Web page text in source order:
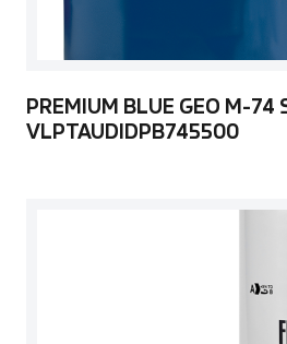
PREMIUM BLUE GEO M-74
VLPTAUDIDPB745500